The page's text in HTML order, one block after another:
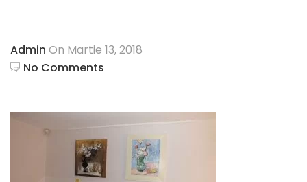
Admin On Martie 13, 2018
No Comments